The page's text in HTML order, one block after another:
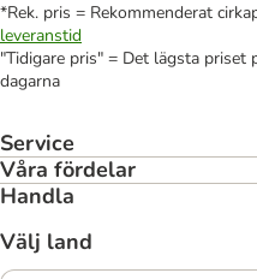
*Rek. pris = Rekommenderat
leveranstid
"Tidigare pris" = Det lägsta priset
dagarna
Service
Våra fördelar
Handla
Välj land